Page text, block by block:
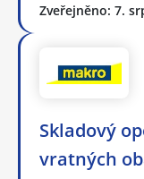
Zveřejněno: 7.
Skladový
vratných